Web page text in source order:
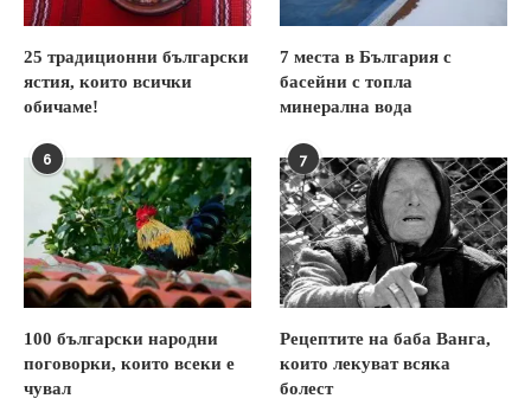
25 традиционни български
ястия, които всички
обичаме!
7 места в България с
басейни с топла
минерална вода
6
100 български народни
поговорки, които всеки е
чувал
7
Рецептите на баба Ванга,
които лекуват всяка
болест